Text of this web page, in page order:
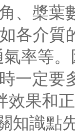
、槳葉
各介
率等
一定要
效果和
知識點